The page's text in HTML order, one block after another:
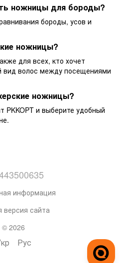
ножницы для бороды?
бороды, усов и
ножницы?
для всех, кто хочет
вид волос между посещениями
ножницы?
PKKOPT и выберите удобный
информация
версия сайта
© 2026
Рус